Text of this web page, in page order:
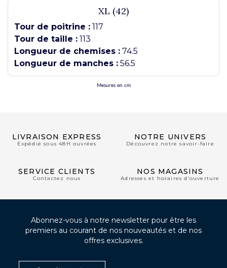
XL (42)
Tour de poitrine : 117
Tour de taille : 113
Longueur de chemises : 74.5
Longueur de manches : 56.5
Mesures en cm
LIVRAISON EXPRESS
Expédié sous 48H ouvrées
NOTRE UNIVERS
Découvrez notre savoir-faire
SERVICE CLIENTS
Contactez nous
NOS MAGASINS
Adresses et horaires d’ouverture
Abonnez-vous à notre newsletter pour être les
premiers au courant de nos nouveautés et de nos
offres exclusives.